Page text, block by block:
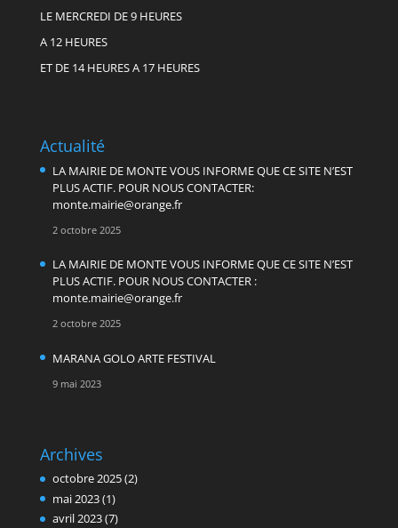
LE MERCREDI DE 9 HEURES
A 12 HEURES
ET DE 14 HEURES A 17 HEURES
Actualité
LA MAIRIE DE MONTE VOUS INFORME QUE CE SITE N’EST
PLUS ACTIF. POUR NOUS CONTACTER:
monte.mairie@orange.fr
2 octobre 2025
LA MAIRIE DE MONTE VOUS INFORME QUE CE SITE N’EST
PLUS ACTIF. POUR NOUS CONTACTER :
monte.mairie@orange.fr
2 octobre 2025
MARANA GOLO ARTE FESTIVAL
9 mai 2023
Archives
octobre 2025(2)
mai 2023(1)
avril 2023(7)